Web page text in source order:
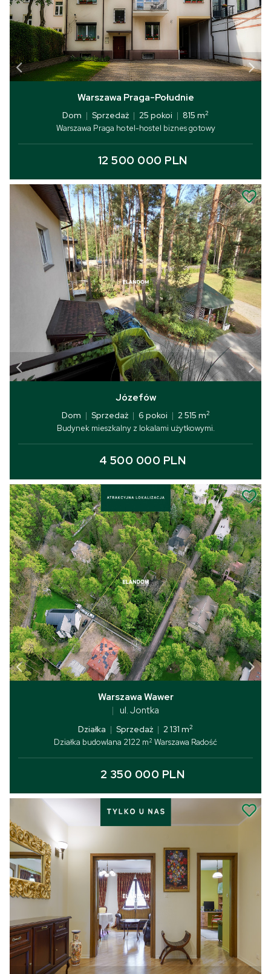
Warszawa Praga-Południe
Dom | Sprzedaż | 25 pokoi | 815 m2
Warszawa Praga hotel-hostel biznes gotowy
12 500 000 PLN
Józefów
Dom | Sprzedaż | 6 pokoi | 2 515 m2
Budynek mieszkalny z lokalami użytkowymi.
4 500 000 PLN
Warszawa Wawer
ul. Jontka
Działka | Sprzedaż | 2 131 m2
Działka budowlana 2122 m2 Warszawa Radość
2 350 000 PLN